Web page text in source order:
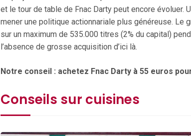
et le tour de table de Fnac Darty peut encore évoluer.
mener une politique actionnariale plus généreuse. Le
sur un maximum de 535.000 titres (2% du capital)
l’absence de grosse acquisition d’ici là.
Notre conseil : achetez Fnac Darty à 55 euros
Conseils sur cuisines